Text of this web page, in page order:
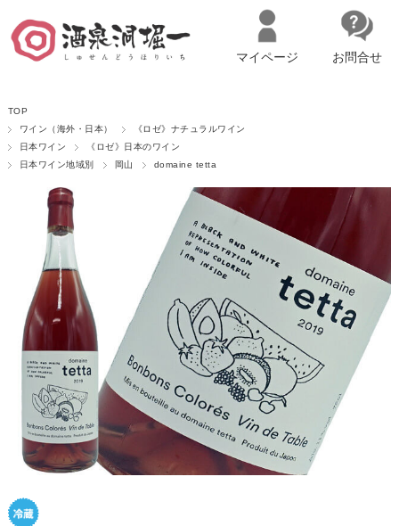
マイページへログイン
マイページ お問合せ
TOP
ワイン（海外・日本）
《ロゼ》ナチュラルワイン
日本ワイン
《ロゼ》日本のワイン
日本ワイン地域別
岡山 domaine tetta